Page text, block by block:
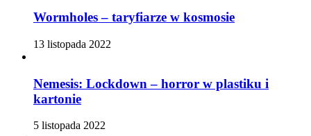
Wormholes – taryfiarze w kosmosie
13 listopada 2022
Nemesis: Lockdown – horror w plastiku i
kartonie
5 listopada 2022